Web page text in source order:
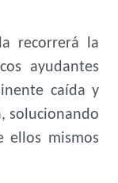
recorrerá la
ayudantes
caída y
solucionando
ellos mismos